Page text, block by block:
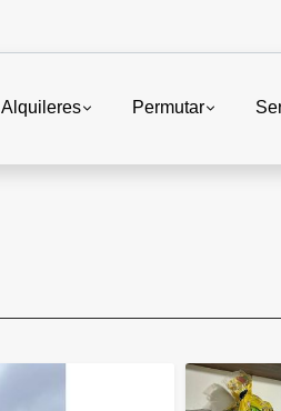
Alquileres Permutar